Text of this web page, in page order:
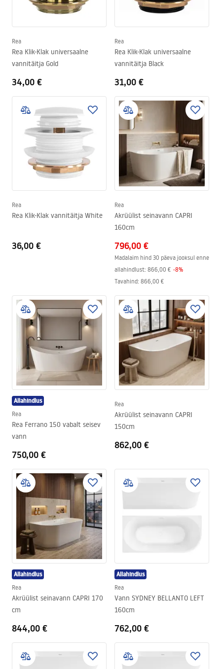
Rea
Rea Klik-Klak universaalne
vannitäitja Gold
34,00 €
Rea
Rea Klik-Klak universaalne
vannitäitja Black
31,00 €
Rea
Rea Klik-Klak vannitäitja White
36,00 €
Rea
Akrüülist seinavann CAPRI
160cm
796,00 €
Madalaim hind 30 päeva jooksul enne
allahindlust: 866,00 € -8%
Tavahind: 866,00 €
Allahindlus
Rea
Rea Ferrano 150 vabalt seisev
vann
750,00 €
Rea
Akrüülist seinavann CAPRI
150cm
862,00 €
Allahindlus
Rea
Akrüülist seinavann CAPRI 170
cm
844,00 €
Allahindlus
Rea
Vann SYDNEY BELLANTO LEFT
160cm
762,00 €